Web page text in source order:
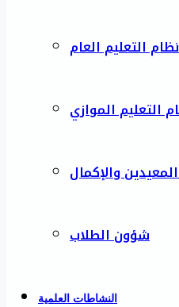
نظام التعليم العام
التعليم الموازي
والإكمال
شؤون الطلاب
النشاطات العلمية